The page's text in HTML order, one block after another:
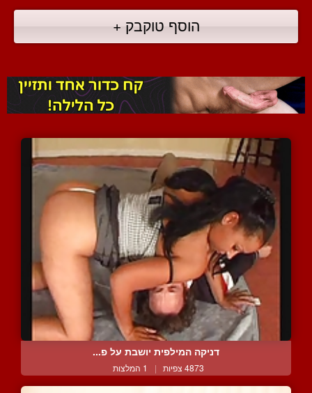
הוסף טוקבק +
דניקה המילפית יושבת על פ...
4873 צפיות | 1 המלצות